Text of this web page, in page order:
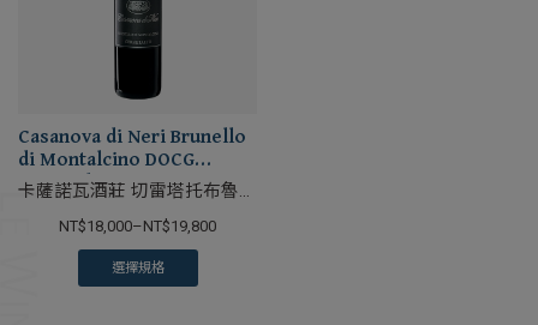
Casanova di Neri Brunello
di Montalcino DOCG
Cerretalto
卡薩諾瓦酒莊 切雷塔托布魯內
洛紅葡萄酒
NT$18,000–NT$19,800
選擇規格